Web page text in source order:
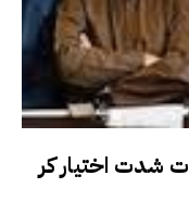
شدت اختیار کر